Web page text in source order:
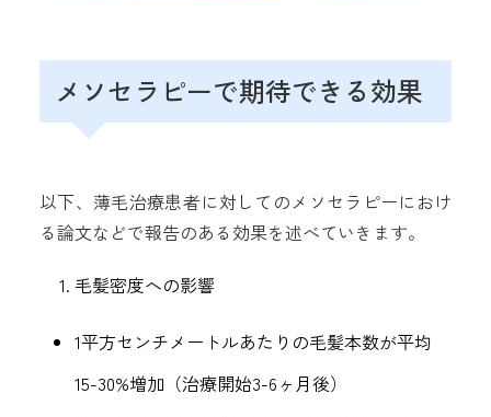
メソセラピーで期待できる効果
以下、薄毛治療患者に対してのメソセラピーにおけ
る論文などで報告のある効果を述べていきます。
毛髪密度への影響
1平方センチメートルあたりの毛髪本数が平均
15-30%増加（治療開始3-6ヶ月後）